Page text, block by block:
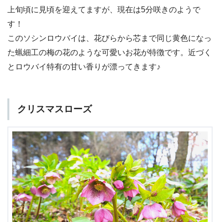
上旬頃に見頃を迎えてますが、現在は5分咲きのようで
す！
このソシンロウバイは、花びらから芯まで同じ黄色になっ
た蝋細工の梅の花のような可愛いお花が特徴です。近づく
とロウバイ特有の甘い香りが漂ってきます♪
クリスマスローズ